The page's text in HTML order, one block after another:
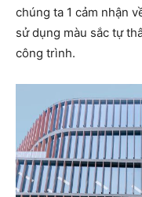
chúng ta 1 cảm nhận
sử dụng màu sắc tự
công trình.